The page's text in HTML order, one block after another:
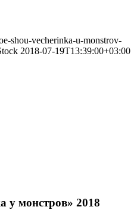
shou-vecherinka-u-monstrov-
2018-07-19T13:39:00+03:00
у монстров» 2018